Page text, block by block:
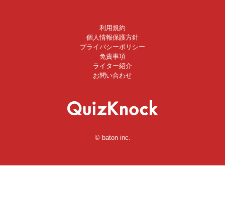
利用規約
個人情報保護方針
プライバシーポリシー
免責事項
ライター紹介
お問い合わせ
© baton inc.